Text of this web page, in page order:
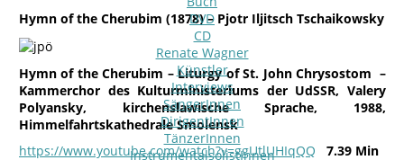
DVD
CD
Renate Wagner
Künstler
Interviews
SängerInnen
DirigentInnen
TänzerInnen
InstrumentalsolistInnen
Hymn of the Cherubim (1878) – Pjotr Iljitsch Tschaikowsky
Hymn of the Cherubim – Liturgy of St. John Chrysostom –
Kammerchor des Kulturministeriums der UdSSR, Valery
Polyansky, kirchenslawische Sprache, 1988,
Himmelfahrtskathedrale Smolensk
https://www.youtube.com/watch?v=ggUtlUHIqQQ
7.39 Min